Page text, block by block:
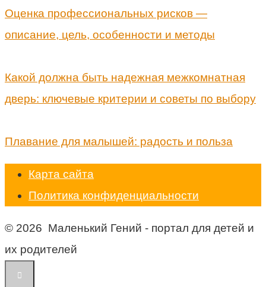
Оценка профессиональных рисков —
описание, цель, особенности и методы
Какой должна быть надежная межкомнатная
дверь: ключевые критерии и советы по выбору
Плавание для малышей: радость и польза
Карта сайта
Политика конфиденциальности
© 2026 Маленький Гений - портал для детей и
их родителей